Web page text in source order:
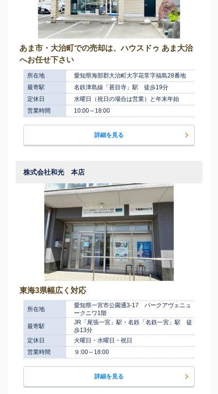
あま市・大治町での売却は、ハウスドゥ あま大治
へお任せ下さい
所在地
愛知県海部郡大治町大字花常字福島28番地
最寄駅
名鉄津島線「甚目寺」駅 徒歩19分
定休日
水曜日（祝日の場合は営業）と年末年始
営業時間
10:00～18:00
詳細を見る
株式会社和光 本店
東海3県幅広く対応
所在地
愛知県一宮市公園通3-17 パークアヴェニュ
ークニワ1階
最寄駅
JR「尾張一宮」駅・名鉄「名鉄一宮」駅 徒
歩13分
定休日
火曜日・水曜日・祝日
営業時間
９:00～18:00
詳細を見る